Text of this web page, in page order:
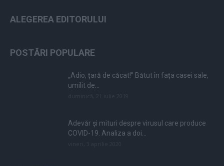
ALEGEREA EDITORULUI
POSTĂRI POPULARE
„Adio, țară de căcat!” Bătut în fața casei sale,
umilit de...
Adevăr și mituri despre virusul care produce
COVID-19. Analiza a doi...